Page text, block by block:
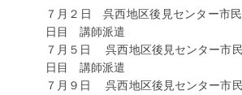
７月２日 呉西地区後見センター市
日目 講師派遣
７月５日 呉西地区後見センター市
日目 講師派遣
７月９日 呉西地区後見センター市